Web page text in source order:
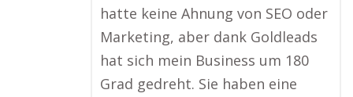
hatte keine Ahnung von SEO oder
Marketing, aber dank Goldleads
hat sich mein Business um 180
Grad gedreht. Sie haben eine